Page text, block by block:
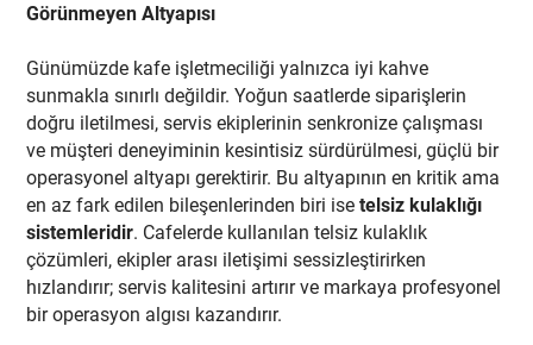
Görünmeyen Altyapısı
Günümüzde kafe işletmeciliği yalnızca iyi kahve
sunmakla sınırlı değildir. Yoğun saatlerde siparişlerin
doğru iletilmesi, servis ekiplerinin senkronize çalışması
ve müşteri deneyiminin kesintisiz sürdürülmesi, güçlü bir
operasyonel altyapı gerektirir. Bu altyapının en kritik ama
en az fark edilen bileşenlerinden biri isetelsiz kulaklığı
sistemleridir. Cafelerde kullanılan telsiz kulaklık
çözümleri, ekipler arası iletişimi sessizleştirirken
hızlandırır; servis kalitesini artırır ve markaya profesyonel
bir operasyon algısı kazandırır.